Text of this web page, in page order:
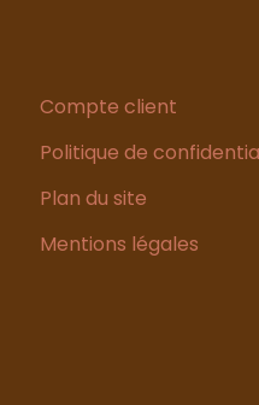
Compte client
Politique de
Plan du site
Mentions légales